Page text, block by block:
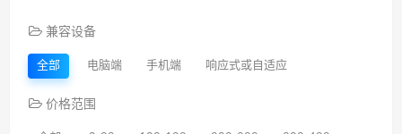
兼容设备
全部 电脑端 手机端 响应式或自适应
价格范围